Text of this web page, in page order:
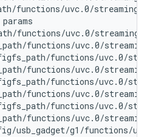
functions/uvc.0/
params
functions/uvc.0/streaming/
functions/uvc.0/
functions/uvc.0/
functions/uvc.0/
functions/uvc.0/
functions/uvc.0/
functions/uvc.0/
functions/uvc.0/
usb_gadget/g1/functions/